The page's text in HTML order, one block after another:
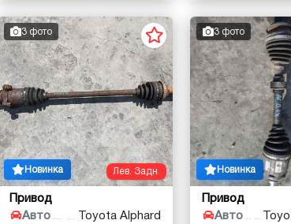
Лев. Задн.
3 фото
Новинка
Привод
Авто
Toyota Alphard
3 фото
Новинка
Привод
Авто